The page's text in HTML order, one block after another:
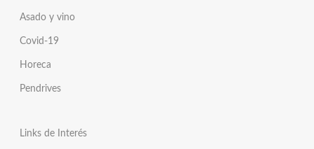
Asado y vino
Covid-19
Horeca
Pendrives
Links de Interés